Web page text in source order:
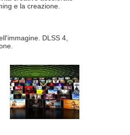
e la creazione.
DLSS 4,